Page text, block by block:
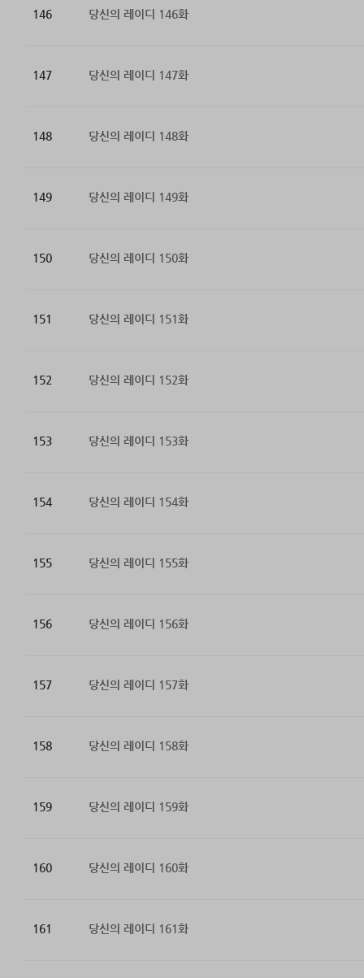
146 당신의 레이디 146화
147 당신의 레이디 147화
148 당신의 레이디 148화
149 당신의 레이디 149화
150 당신의 레이디 150화
151 당신의 레이디 151화
152 당신의 레이디 152화
153 당신의 레이디 153화
154 당신의 레이디 154화
155 당신의 레이디 155화
156 당신의 레이디 156화
157 당신의 레이디 157화
158 당신의 레이디 158화
159 당신의 레이디 159화
160 당신의 레이디 160화
161 당신의 레이디 161화